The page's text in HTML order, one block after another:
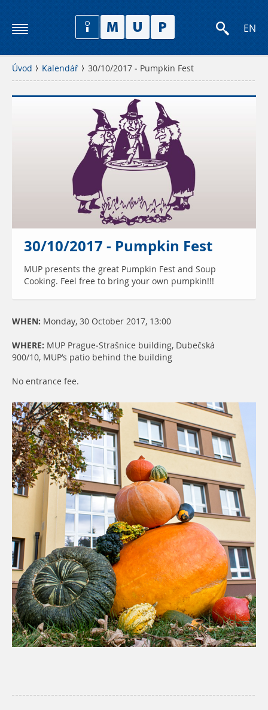
EN
Úvod Kalendář 30/10/2017 - Pumpkin Fest
30/10/2017 - Pumpkin Fest
MUP presents the great Pumpkin Fest and Soup
Cooking. Feel free to bring your own pumpkin!!!
WHEN: Monday, 30 October 2017, 13:00
WHERE: MUP Prague-Strašnice building, Dubečská
900/10, MUP’s patio behind the building
No entrance fee.